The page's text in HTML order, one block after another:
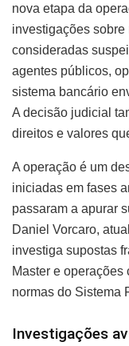
nova etapa da
investigações
consideradas
agentes públicos,
sistema bancário
A decisão judicial
direitos e valores
A operação é um
iniciadas em fases
passaram a apurar
Daniel Vorcaro,
investiga supostas
Master e
normas do Sistema
Investigações